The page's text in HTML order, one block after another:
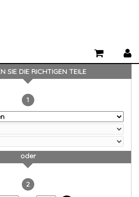
SIE DIE RICHTIGEN TEILE
1
oder
2